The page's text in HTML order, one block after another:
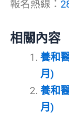
報名熱線：
相關內容
養和
月)
養和
月)